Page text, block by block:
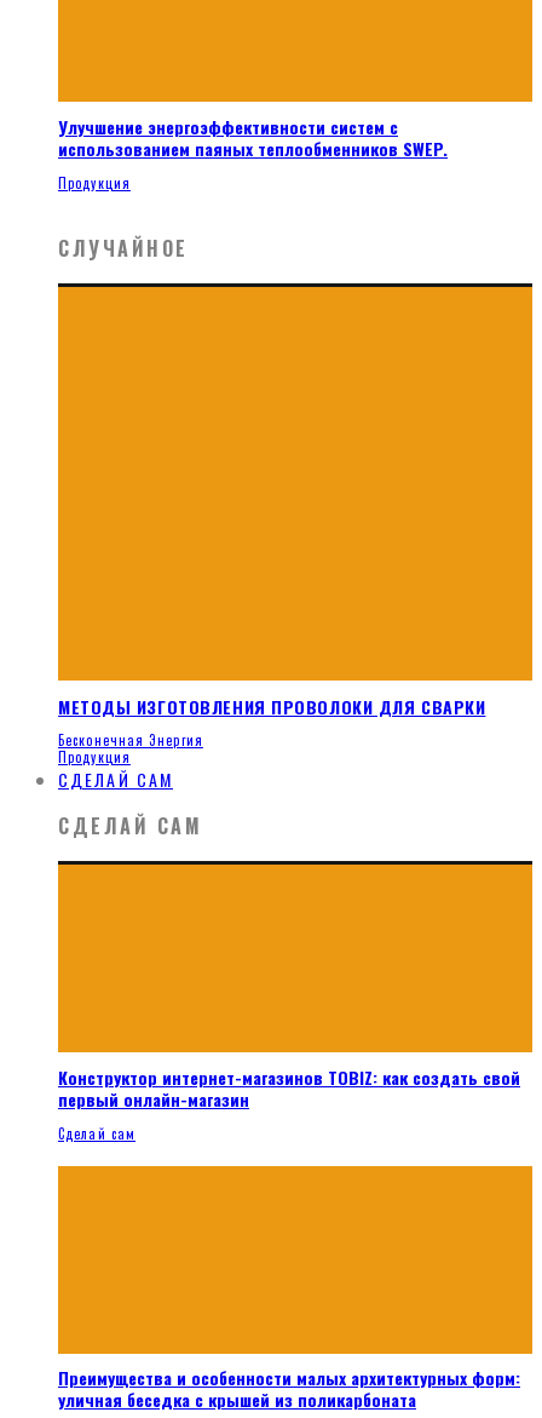
Улучшение энергоэффективности систем с
использованием паяных теплообменников SWEP.
Продукция
СЛУЧАЙНОЕ
МЕТОДЫ ИЗГОТОВЛЕНИЯ ПРОВОЛОКИ ДЛЯ СВАРКИ
Бесконечная Энергия
Продукция
СДЕЛАЙ САМ
СДЕЛАЙ САМ
Конструктор интернет-магазинов TOBIZ: как создать свой
первый онлайн-магазин
Сделай сам
Преимущества и особенности малых архитектурных форм:
уличная беседка с крышей из поликарбоната